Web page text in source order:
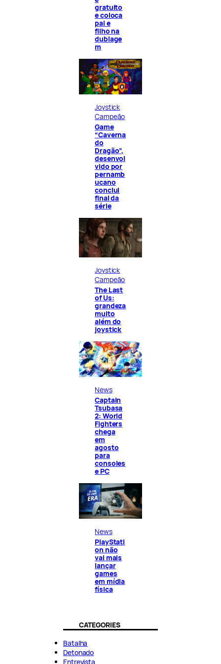
gratuito
e coloca
pai e
filho na
dublage
m
Joystick
Campeão
Game
“Caverna
do
Dragão”,
desenvol
vido por
pernamb
ucano
conclui
final da
série
Joystick
Campeão
The Last
of Us:
grandeza
muito
além do
joystick
News
Captain
Tsubasa
2: World
Fighters
chega
em
agosto
para
consoles
e PC
News
PlayStati
on não
vai mais
lançar
games
em mídia
física
CATEGORIES
Batalha
Detonado
Entrevista